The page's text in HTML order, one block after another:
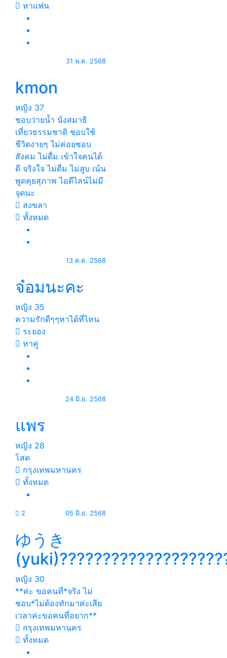
หาแฟน
31 พ.ค. 2568
kmon
หญิง 37
ชอบว่ายน้ำ นั่งสมาธิ
เที่ยวธรรมชาติ ชอบใช้
ชีวิตง่ายๆ ไม่ค่อยชอบ
สังคม ไม่ดื่ม เข้าใจคนได้
ดี จริงใจ ไม่ดื่ม ไม่สูบ เน้น
พูดคุยสุภาพ ไอดีไลน์ไม่มี
จุดนะ
สงขลา
ทั้งหมด
13 ต.ค. 2568
จ๋อมนะคะ
หญิง 35
ความรักดีๆๆหาได้ที่ไหน
ระยอง
หาคู่
24 มิ.ย. 2568
แพร
หญิง 28
โสด
กรุงเทพมหานคร
ทั้งหมด
2 05 มิ.ย. 2568
ゆうき
หญิง 30
**ค่ะ ขอคนที่*จริง ไม่
ชอบ*ไม่ต้องทักมาค่ะเสีย
เวลาค่ะขอคนที่อยาก**
กรุงเทพมหานคร
ทั้งหมด